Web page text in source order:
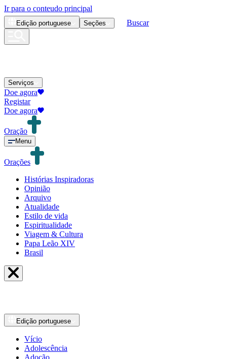
Ir para o conteudo principal
Edição portuguese Seções Buscar
Serviços
Doe agora
Registar
Doe agora
Oração
Menu
Orações
Histórias Inspiradoras
Opinião
Arquivo
Atualidade
Estilo de vida
Espiritualidade
Viagem & Cultura
Papa Leão XIV
Brasil
Edição portuguese
Vício
Adolescência
Adoção